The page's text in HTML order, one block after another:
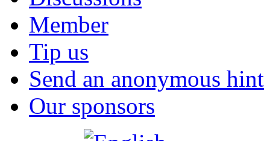
Member
Tip us
Send an anonymous hint
Our sponsors